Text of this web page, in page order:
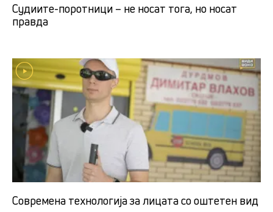
Судиите-поротници – не носат тога, но носат
правда
Современа технологија за лицата со оштетен вид